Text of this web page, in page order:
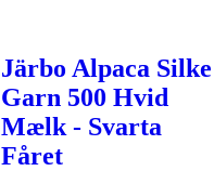
Järbo Alpaca Silke
Garn 500 Hvid
Mælk - Svarta
Fåret